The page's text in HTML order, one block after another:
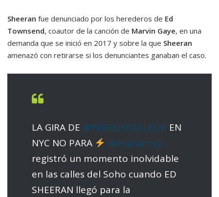
Sheeran fue denunciado por los herederos de Ed
Townsend, coautor de la canción de Marvin Gaye, en una
demanda que se inició en 2017 y sobre la que Sheeran
amenazó con retirarse si los denunciantes ganaban el caso.
LA GIRA DE @PERROSCALLEOK EN
NYC NO PARA
@nsalvarrey
registró un momento inolvidable
en las calles del Soho cuando ED
SHEERAN llegó para la